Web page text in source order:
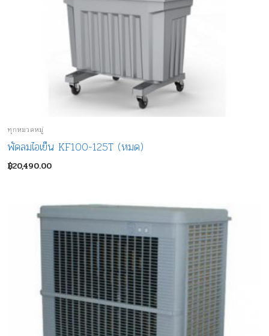
ทุกหมวดหมู่
พัดลมไอเย็น KF100-125T (หมด)
฿20,490.00